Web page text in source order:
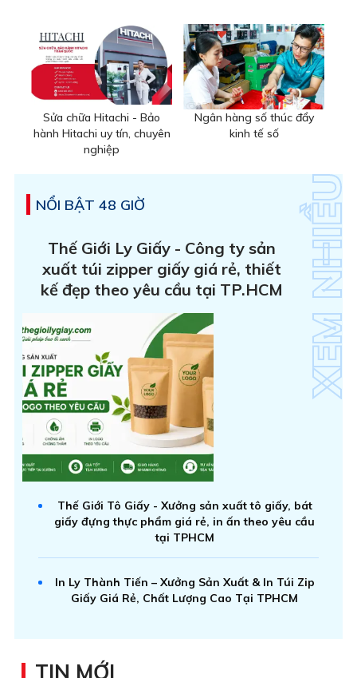
Sửa chữa Hitachi - Bảo
hành Hitachi uy tín, chuyên
nghiệp
Ngân hàng số thúc đẩy
kinh tế số
NỔI BẬT 48 GIỜ
Thế Giới Ly Giấy - Công ty sản
xuất túi zipper giấy giá rẻ, thiết
kế đẹp theo yêu cầu tại TP.HCM
Thế Giới Tô Giấy - Xưởng sản xuất tô giấy, bát
giấy đựng thực phẩm giá rẻ, in ấn theo yêu cầu
tại TPHCM
In Ly Thành Tiến – Xưởng Sản Xuất & In Túi Zip
Giấy Giá Rẻ, Chất Lượng Cao Tại TPHCM
TIN MỚI